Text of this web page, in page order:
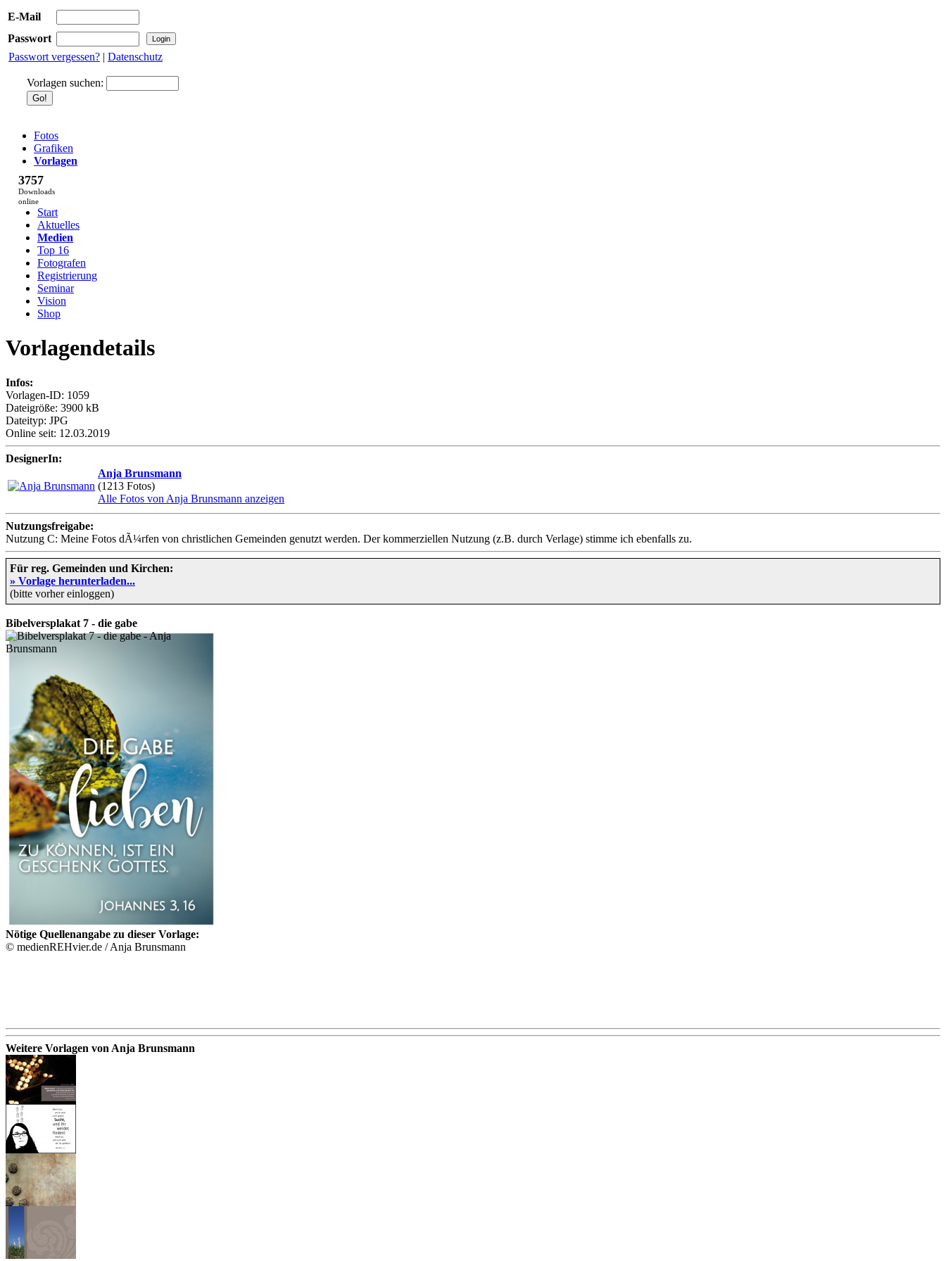
E-Mail
Passwort
Passwort vergessen? | Datenschutz
Vorlagen suchen:
Fotos
Grafiken
Vorlagen
3757
Downloads
online
Start
Aktuelles
Medien
Top 16
Fotografen
Registrierung
Seminar
Vision
Shop
Vorlagendetails
Infos:
Vorlagen-ID: 1059
Dateigröße: 3900 kB
Dateityp: JPG
Online seit: 12.03.2019
DesignerIn:
Anja Brunsmann
(1213 Fotos)
Alle Fotos von Anja Brunsmann anzeigen
Nutzungsfreigabe:
Nutzung C: Meine Fotos dÃ¼rfen von christlichen Gemeinden genutzt werden. Der kommerziellen Nutzung (z.B. durch Verlage) stimme ich ebenfalls zu.
Für reg. Gemeinden und Kirchen:
» Vorlage herunterladen...
(bitte vorher einloggen)
Bibelversplakat 7 - die gabe
Nötige Quellenangabe zu dieser Vorlage:
© medienREHvier.de / Anja Brunsmann
Weitere Vorlagen von Anja Brunsmann